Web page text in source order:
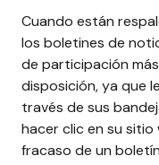
Cuando están
los boletines de
de participación
disposición, ya que
través de sus
hacer clic en su sitio
fracaso de un